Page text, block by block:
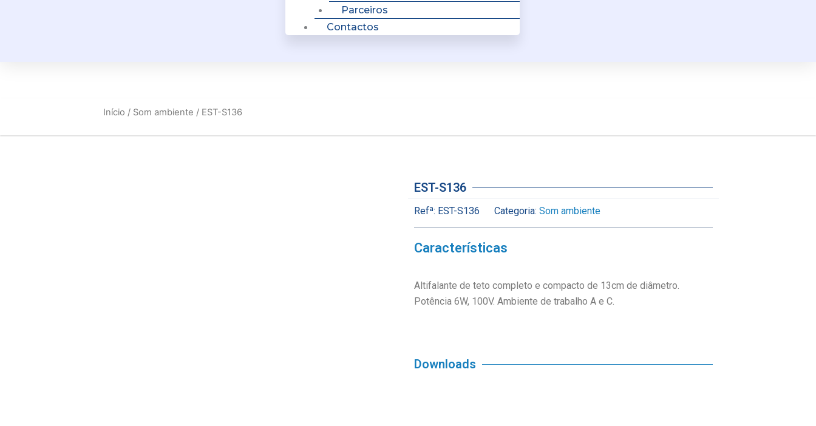
Parceiros
Contactos
Início / Som ambiente / EST-S136
EST-S136
Refª: EST-S136 Categoria: Som ambiente
Características
Altifalante de teto completo e compacto de 13cm de diâmetro.
Potência 6W, 100V. Ambiente de trabalho A e C.
Downloads